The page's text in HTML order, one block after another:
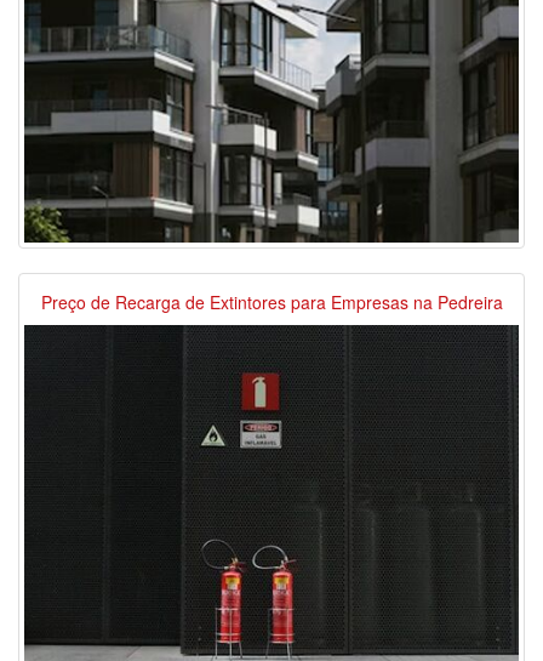
Preço de Recarga de Extintores para Empresas na Pedreira